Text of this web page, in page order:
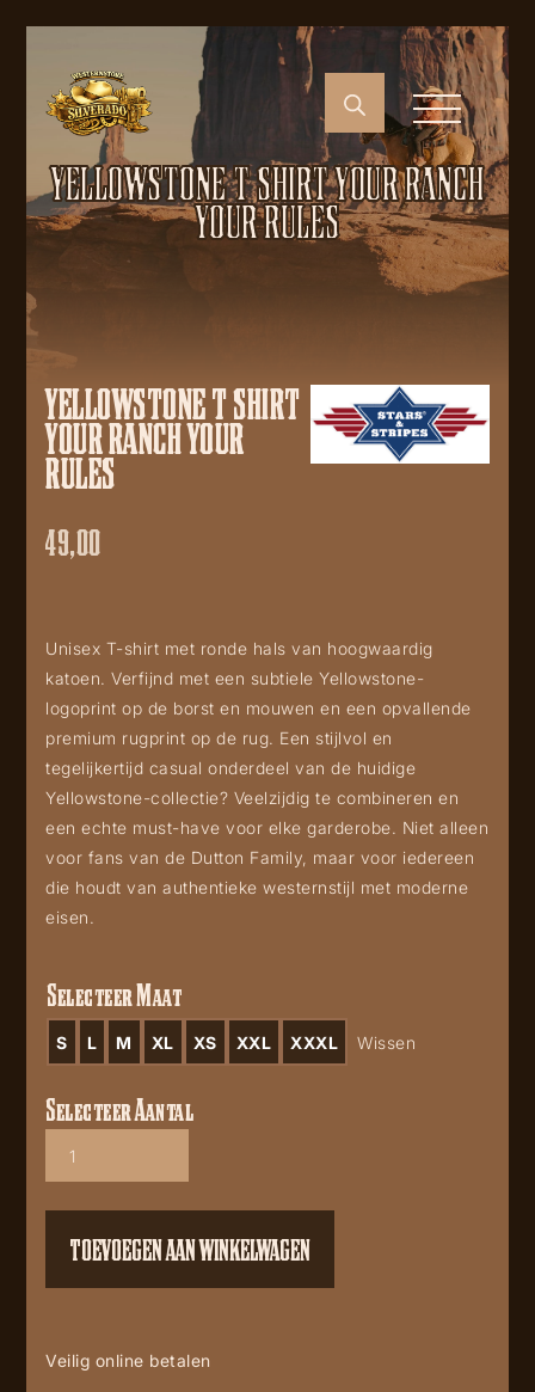
YELLOWSTONE T SHIRT YOUR RANCH
YOUR RULES
YELLOWSTONE T SHIRT
YOUR RANCH YOUR
RULES
49,00
Unisex T-shirt met ronde hals van hoogwaardig
katoen. Verfijnd met een subtiele Yellowstone-
logoprint op de borst en mouwen en een opvallende
premium rugprint op de rug. Een stijlvol en
tegelijkertijd casual onderdeel van de huidige
Yellowstone-collectie? Veelzijdig te combineren en
een echte must-have voor elke garderobe. Niet alleen
voor fans van de Dutton Family, maar voor iedereen
die houdt van authentieke westernstijl met moderne
eisen.
Selecteer Maat
S L M XL XS XXL XXXL Wissen
Yellowstone
shirt
your
Rules
Selecteer Aantal
TOEVOEGEN AAN WINKELWAGEN
Veilig online betalen